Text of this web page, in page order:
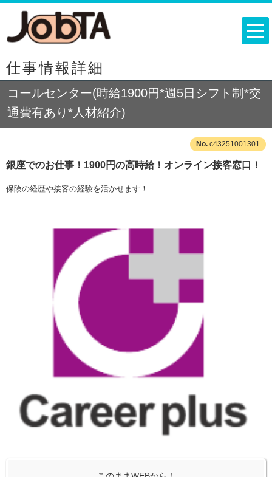
仕事情報詳細
コールセンター(時給1900円*週5日シフト制*交
通費有あり*人材紹介)
c43251001301
銀座でのお仕事！1900円の高時給！オンライン接客窓口！
保険の経歴や接客の経験を活かせます！